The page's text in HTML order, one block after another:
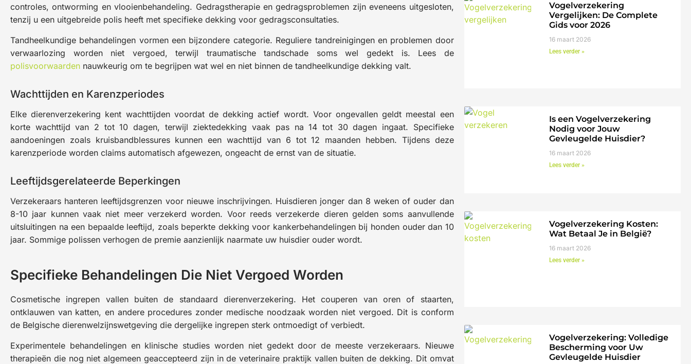
controles, ontworming en vlooienbehandeling. Gedragstherapie en gedragsproblemen zijn eveneens uitgesloten,
tenzij u een uitgebreide polis heeft met specifieke dekking voor gedragsconsultaties.
Tandheelkundige behandelingen vormen een bijzondere categorie. Reguliere tandreinigingen en problemen door
verwaarlozing worden niet vergoed, terwijl traumatische tandschade soms wel gedekt is. Lees de
polisvoorwaarden nauwkeurig om te begrijpen wat wel en niet binnen de tandheelkundige dekking valt.
Wachttijden en Karenzperiodes
Elke dierenverzekering kent wachttijden voordat de dekking actief wordt. Voor ongevallen geldt meestal een
korte wachttijd van 2 tot 10 dagen, terwijl ziektedekking vaak pas na 14 tot 30 dagen ingaat. Specifieke
aandoeningen zoals kruisbandblessures kunnen een wachttijd van 6 tot 12 maanden hebben. Tijdens deze
karenzperiode worden claims automatisch afgewezen, ongeacht de ernst van de situatie.
Leeftijdsgerelateerde Beperkingen
Verzekeraars hanteren leeftijdsgrenzen voor nieuwe inschrijvingen. Huisdieren jonger dan 8 weken of ouder dan
8-10 jaar kunnen vaak niet meer verzekerd worden. Voor reeds verzekerde dieren gelden soms aanvullende
uitsluitingen na een bepaalde leeftijd, zoals beperkte dekking voor kankerbehandelingen bij honden ouder dan 10
jaar. Sommige polissen verhogen de premie aanzienlijk naarmate uw huisdier ouder wordt.
Specifieke Behandelingen Die Niet Vergoed Worden
Cosmetische ingrepen vallen buiten de standaard dierenverzekering. Het couperen van oren of staarten,
ontklauwen van katten, en andere procedures zonder medische noodzaak worden niet vergoed. Dit is conform
de Belgische dierenwelzijnswetgeving die dergelijke ingrepen sterk ontmoedigt of verbiedt.
Experimentele behandelingen en klinische studies worden niet gedekt door de meeste verzekeraars. Nieuwe
therapieën die nog niet algemeen geaccepteerd zijn in de veterinaire praktijk vallen buiten de dekking. Dit omvat
Vogelverzekering
Vergelijken: De Complete
Gids voor 2026
16 maart 2026
Lees verder »
Is een Vogelverzekering
Nodig voor Jouw
Gevleugelde Huisdier?
16 maart 2026
Lees verder »
Vogelverzekering Kosten:
Wat Betaal Je in België?
16 maart 2026
Lees verder »
Vogelverzekering: Volledige
Bescherming voor Uw
Gevleugelde Huisdier